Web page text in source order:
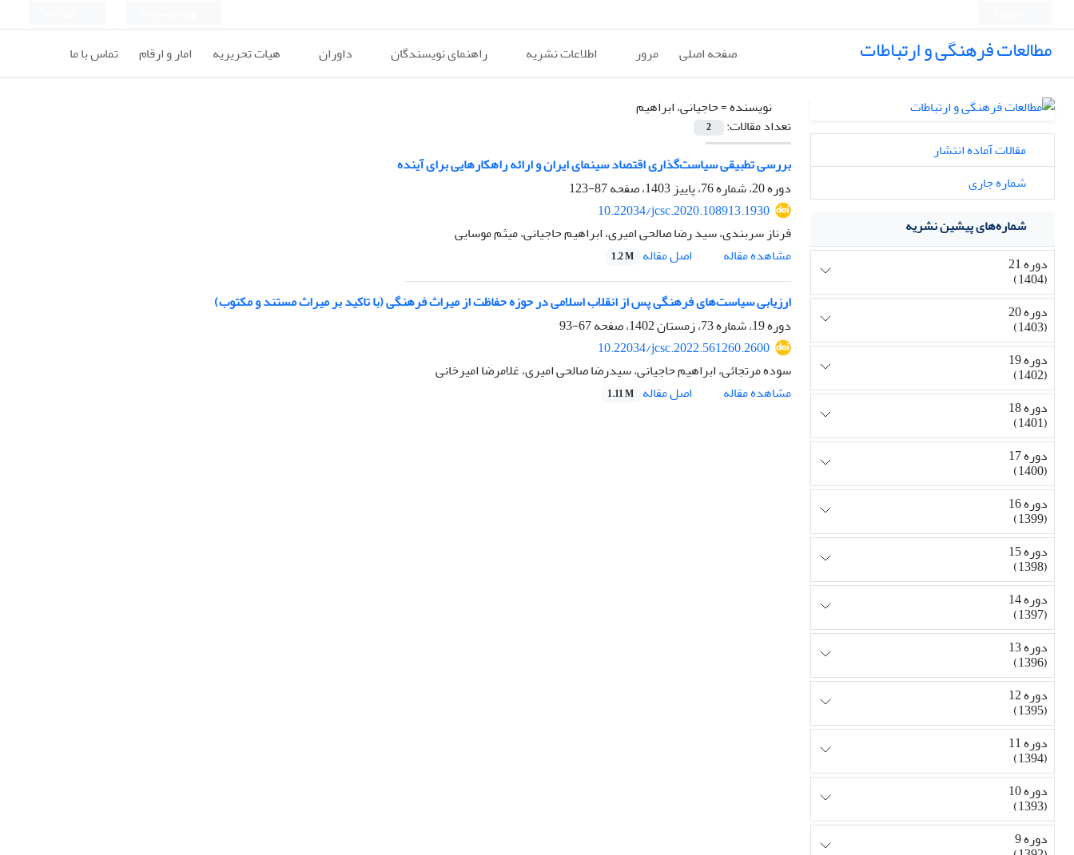
مطالعات فرهنگی و ارتباطات صفحه اصلی مرور اطلاعات نشریه راهنمای نویسندگان داوران هیات تحریریه امار و ارقام تماس با ما
نویسنده =حاجیانی، ابراهیم
تعداد مقالات:
2
بررسی تطبیقی سیاست‌گذاری اقتصاد سینمای ایران و ارائه راهکارهایی برای آینده
دوره 20، شماره 76، پاییز 1403، صفحه
87-123
10.22034/jcsc.2020.108913.1930
فرناز سربندی، سید رضا صالحی امیری، ابراهیم حاجیانی، میثم موسایی
مشاهده مقاله
اصل مقاله 1.2 M
ارزیابی سیاست‌های فرهنگی پس از انقلاب اسلامی در حوزه حفاظت از میراث فرهنگی (با تاکید بر میراث مستند و مکتوب)
دوره 19، شماره 73، زمستان 1402، صفحه
67-93
10.22034/jcsc.2022.561260.2600
سوده مرتجائی، ابراهیم حاجیانی، سیدرضا صالحی امیری، غلامرضا امیرخانی
مشاهده مقاله
اصل مقاله 1.11 M
مقالات آماده انتشار
شماره جاری
شماره‌های پیشین نشریه
دوره 21
(1404)
دوره 20
(1403)
دوره 19
(1402)
دوره 18
(1401)
دوره 17
(1400)
دوره 16
(1399)
دوره 15
(1398)
دوره 14
(1397)
دوره 13
(1396)
دوره 12
(1395)
دوره 11
(1394)
دوره 10
(1393)
دوره 9